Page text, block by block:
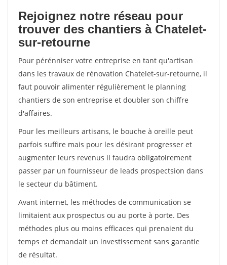
Rejoignez notre réseau pour
trouver des chantiers à Chatelet-
sur-retourne
Pour pérénniser votre entreprise en tant qu'artisan
dans les travaux de rénovation Chatelet-sur-retourne, il
faut pouvoir alimenter régulièrement le planning
chantiers de son entreprise et doubler son chiffre
d'affaires.
Pour les meilleurs artisans, le bouche à oreille peut
parfois suffire mais pour les désirant progresser et
augmenter leurs revenus il faudra obligatoirement
passer par un fournisseur de leads prospectsion dans
le secteur du bâtiment.
Avant internet, les méthodes de communication se
limitaient aux prospectus ou au porte à porte. Des
méthodes plus ou moins efficaces qui prenaient du
temps et demandait un investissement sans garantie
de résultat.